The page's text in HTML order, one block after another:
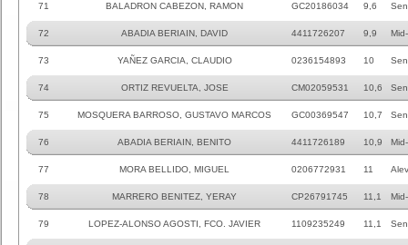
71 BALADRON CABEZON, RAMON GC20186034 9,6
72 ABADIA BERIAIN, DAVID 4411726207 9,9
73 YAÑEZ GARCIA, CLAUDIO 0236154893 10
74 ORTIZ REVUELTA, JOSE CM02059531 10,6
75 MOSQUERA BARROSO, GUSTAVO MARCOS GC00369547 10,7
76 ABADIA BERIAIN, BENITO 4411726189 10,9
77 MORA BELLIDO, MIGUEL 0206772931 11
78 MARRERO BENITEZ, YERAY CP26791745 11,1
79 LOPEZ-ALONSO AGOSTI, FCO. JAVIER 1109235249 11,1